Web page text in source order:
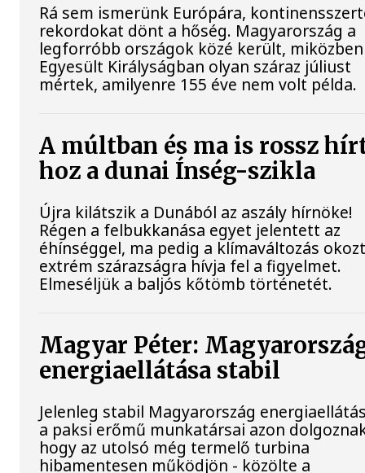
Rá sem ismerünk Európára,
rekordokat dönt a hőség. Magyarország a
legforróbb országok közé került,
Egyesült Királyságban olyan száraz júliust
mértek, amilyenre 155 éve nem volt példa.
A múltban és ma is rossz
hoz a dunai Ínség-szikla
Újra kilátszik a Dunából az aszály hírnöke!
Régen a felbukkanása egyet jelentett az
éhínséggel, ma pedig a klímaváltozás
extrém szárazságra hívja fel a figyelmet.
Elmeséljük a baljós kőtömb történetét.
Magyar Péter:
energiaellátása stabil
Jelenleg stabil Magyarország
a paksi erőmű munkatársai azon
hogy az utolsó még termelő turbina
hibamentesen működjön - közölte a